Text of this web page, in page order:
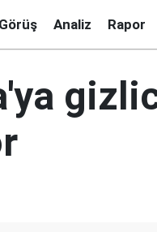
Görüş Analiz Rapor